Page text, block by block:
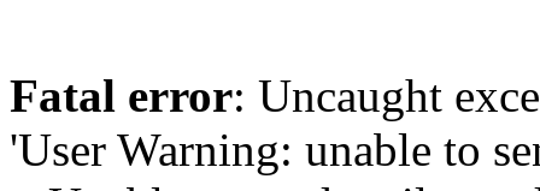
Fatal error: Uncaught
'User Warning: unable to